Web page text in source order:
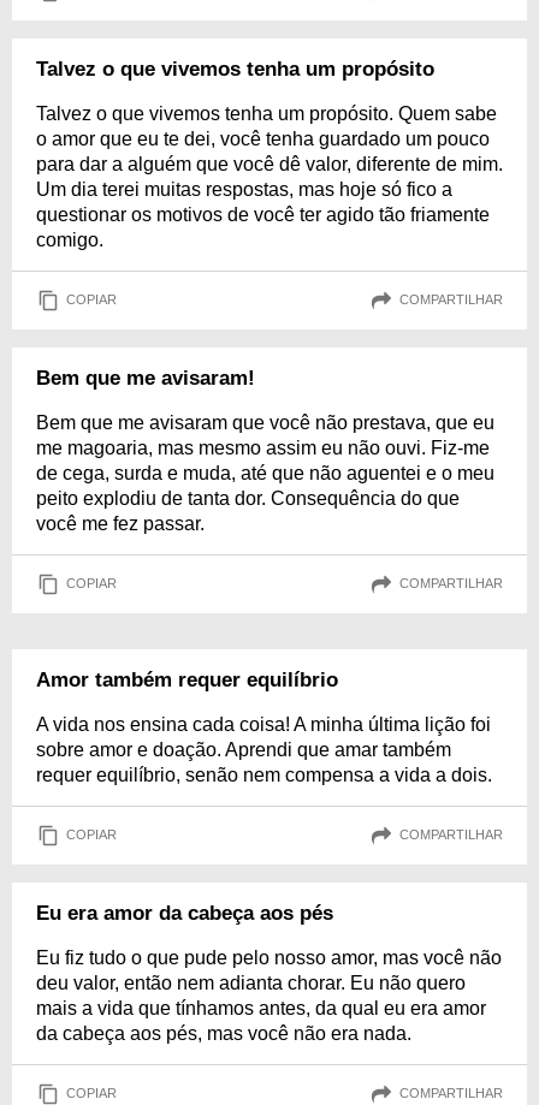
Talvez o que vivemos tenha um propósito
Talvez o que vivemos tenha um propósito. Quem sabe
o amor que eu te dei, você tenha guardado um pouco
para dar a alguém que você dê valor, diferente de mim.
Um dia terei muitas respostas, mas hoje só fico a
questionar os motivos de você ter agido tão friamente
comigo.
COPIAR COMPARTILHAR
Bem que me avisaram!
Bem que me avisaram que você não prestava, que eu
me magoaria, mas mesmo assim eu não ouvi. Fiz-me
de cega, surda e muda, até que não aguentei e o meu
peito explodiu de tanta dor. Consequência do que
você me fez passar.
COPIAR COMPARTILHAR
Amor também requer equilíbrio
A vida nos ensina cada coisa! A minha última lição foi
sobre amor e doação. Aprendi que amar também
requer equilíbrio, senão nem compensa a vida a dois.
COPIAR COMPARTILHAR
Eu era amor da cabeça aos pés
Eu fiz tudo o que pude pelo nosso amor, mas você não
deu valor, então nem adianta chorar. Eu não quero
mais a vida que tínhamos antes, da qual eu era amor
da cabeça aos pés, mas você não era nada.
COPIAR COMPARTILHAR